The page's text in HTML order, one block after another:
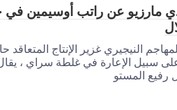
مارزيو عن راتب أوسيمين في
النيجيري غزير الإنتاج المتعاقد
سبيل الإعارة في غلطة سراي ،
رفيع المستو